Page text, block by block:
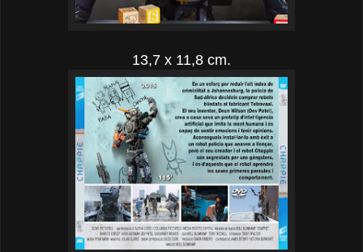
13,7 x 11,8 cm.